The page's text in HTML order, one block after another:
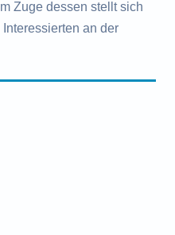
Zuge dessen stellt sich
an der